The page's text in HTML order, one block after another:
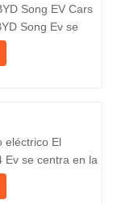
Song EV Cars
Song Ev se
del cliente y el
para satisfacer la
Electric Vehicle
eléctrico El
Ev se centra en la
el desarrollo de
la demanda del